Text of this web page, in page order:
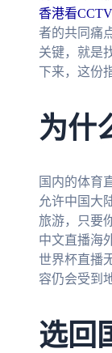
香港看
者的共同痛
关键，就是
下来，这份
为什
国内的体育
允许中国大
旅游，只要
中文直播海
世界杯直播
容仍会受到
选回